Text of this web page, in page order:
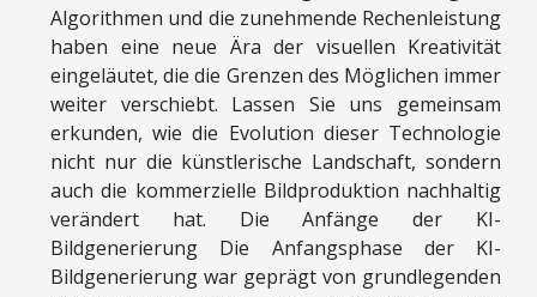
Algorithmen und die zunehmende Rechenleistung
haben eine neue Ära der visuellen Kreativität
eingeläutet, die die Grenzen des Möglichen immer
weiter verschiebt. Lassen Sie uns gemeinsam
erkunden, wie die Evolution dieser Technologie
nicht nur die künstlerische Landschaft, sondern
auch die kommerzielle Bildproduktion nachhaltig
verändert hat. Die Anfänge der KI-
Bildgenerierung Die Anfangsphase der KI-
Bildgenerierung war geprägt von grundlegenden